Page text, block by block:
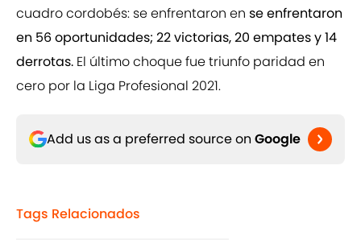
cuadro cordobés: se enfrentaron en se enfrentaron
en 56 oportunidades; 22 victorias, 20 empates y 14
derrotas. El último choque fue triunfo paridad en
cero por la Liga Profesional 2021.
Add us as a preferred source on Google
Tags Relacionados